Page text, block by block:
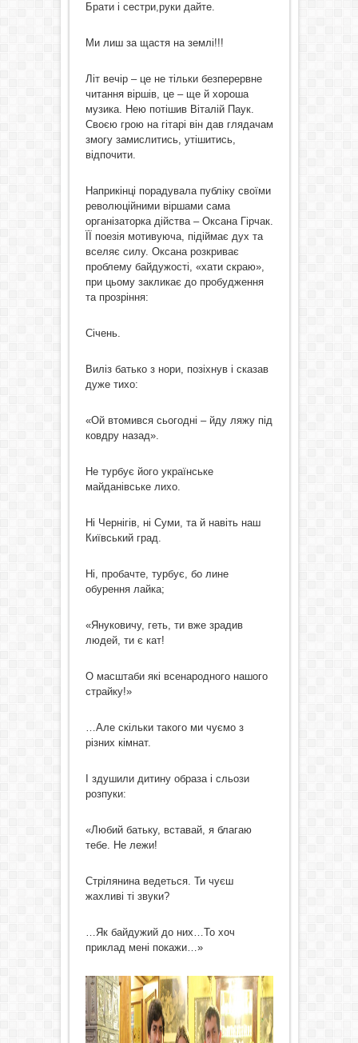
Брати і сестри,руки дайте.
Ми лиш за щастя на землі!!!
Літ вечір – це не тільки безперервне
читання віршів, це – ще й хороша
музика. Нею потішив Віталій Паук.
Своєю грою на гітарі він дав глядачам
змогу замислитись, утішитись,
відпочити.
Наприкінці порадувала публіку своїми
революційними віршами сама
організаторка дійства – Оксана Гірчак.
ЇЇ поезія мотивуюча, підіймає дух та
вселяє силу. Оксана розкриває
проблему байдужості, «хати скраю»,
при цьому закликає до пробудження
та прозріння:
Січень.
Виліз батько з нори, позіхнув і сказав
дуже тихо:
«Ой втомився сьогодні – йду ляжу під
ковдру назад».
Не турбує його українське
майданівське лихо.
Ні Чернігів, ні Суми, та й навіть наш
Київський град.
Ні, пробачте, турбує, бо лине
обурення лайка;
«Януковичу, геть, ти вже зрадив
людей, ти є кат!
О масштаби які всенародного нашого
страйку!»
…Але скільки такого ми чуємо з
різних кімнат.
І здушили дитину образа і сльози
розпуки:
«Любий батьку, вставай, я благаю
тебе. Не лежи!
Стрілянина ведеться. Ти чуєш
жахливі ті звуки?
…Як байдужий до них…То хоч
приклад мені покажи…»